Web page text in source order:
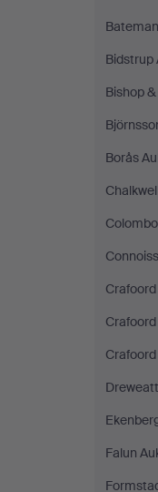
Bidstrup
Bishop
Borås
Falun